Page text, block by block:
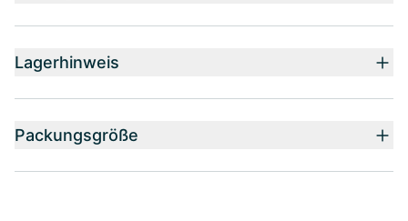
Lagerhinweis
Packungsgröße